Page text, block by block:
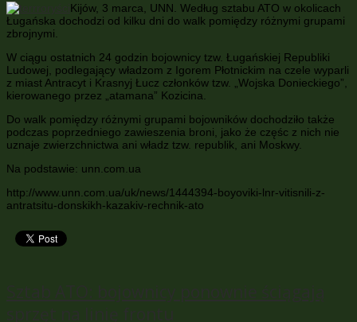
Kijów, 3 marca, UNN. Według sztabu ATO w okolicach
Ługańska dochodzi od kilku dni do walk pomiędzy różnymi grupami
zbrojnymi.
W ciągu ostatnich 24 godzin bojownicy tzw. Ługańskiej Republiki
Ludowej, podlegający władzom z Igorem Płotnickim na czele wyparli
z miast Antracyt i Krasnyj Łucz członków tzw. „Wojska Donieckiego”,
kierowanego przez „atamana” Kozicina.
Do walk pomiędzy różnymi grupami bojowników dochodziło także
podczas poprzedniego zawieszenia broni, jako że częśc z nich nie
uznaje zwierzchnictwa ani władz tzw. republik, ani Moskwy.
Na podstawie: unn.com.ua
http://www.unn.com.ua/uk/news/1444394-boyoviki-lnr-vitisnili-z-
antratsitu-donskikh-kazakiv-rechnik-ato